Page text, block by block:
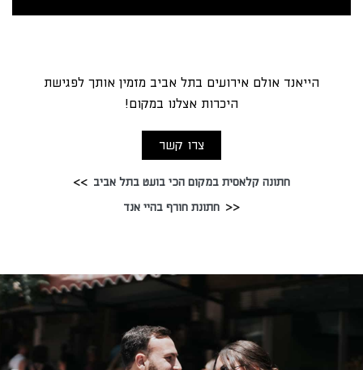
הייאנד אולם אירועים בתל אביב מזמין אותך לפגישת
היכרות אצלנו במקום!
צרו קשר
חתונה קלאסית במקום הכי בועט בתל אביב
חתונת חורף בהיי אנד